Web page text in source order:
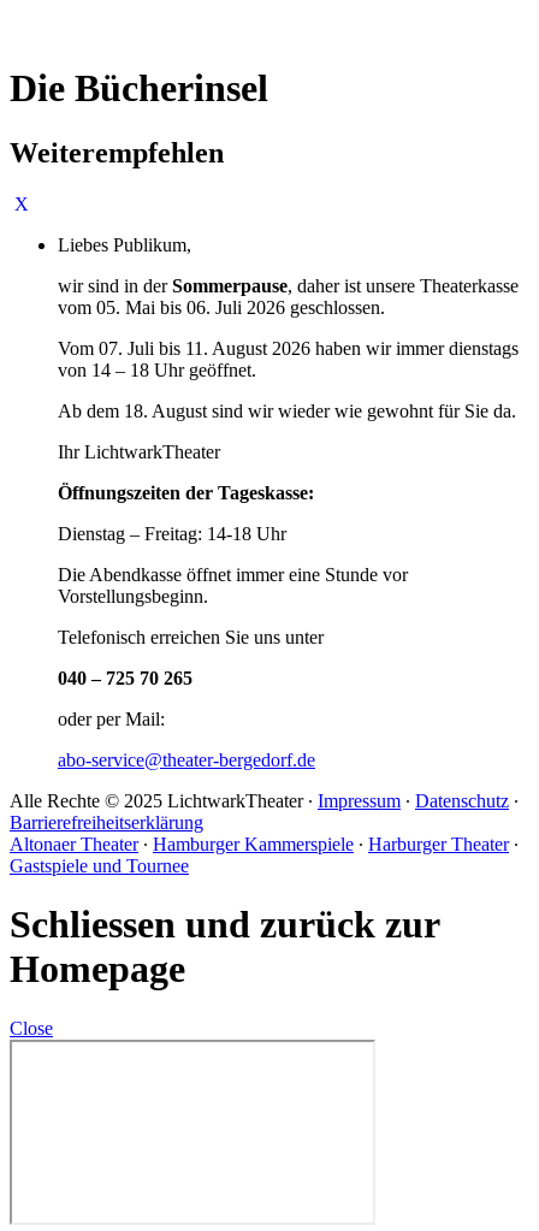
Die Bücherinsel
Weiterempfehlen
Liebes Publikum,
wir sind in derSommerpause, daher ist unsere Theaterkasse
vom 05. Mai bis 06. Juli 2026 geschlossen.
Vom 07. Juli bis 11. August 2026 haben wir immer dienstags
von 14 – 18 Uhr geöffnet.
Ab dem 18. August sind wir wieder wie gewohnt für Sie da.
Ihr LichtwarkTheater
Öffnungszeiten der Tageskasse:
Dienstag – Freitag: 14-18 Uhr
Die Abendkasse öffnet immer eine Stunde vor
Vorstellungsbeginn.
Telefonisch erreichen Sie uns unter
040 – 725 70 265
oder per Mail:
abo-service@theater-bergedorf.de
Alle Rechte © 2025 LichtwarkTheater ∙ Impressum ∙ Datenschutz ∙
Barrierefreiheitserklärung
Altonaer Theater∙ Hamburger Kammerspiele ∙ Harburger Theater∙
Gastspiele und Tournee
Schliessen und zurück zur
Homepage
Close